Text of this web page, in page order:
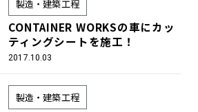
CONTAINER WORKSの車にカッ
ティングシートを施工！
製造・建築工程
2017.10.03
製造・建築工程